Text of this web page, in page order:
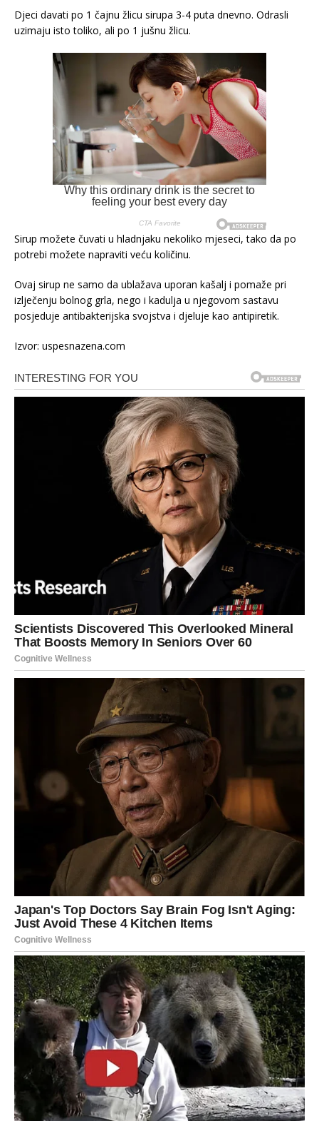
Djeci davati po 1 čajnu žlicu sirupa 3-4 puta dnevno. Odrasli
uzimaju isto toliko, ali po 1 jušnu ​​žlicu.
Sirup možete čuvati u hladnjaku nekoliko mjeseci, tako da po
potrebi možete napraviti veću količinu.
Ovaj sirup ne samo da ublažava uporan kašalj i pomaže pri
izlječenju bolnog grla, nego i kadulja u njegovom sastavu
posjeduje antibakterijska svojstva i djeluje kao antipiretik.
Izvor: uspesnazena.com